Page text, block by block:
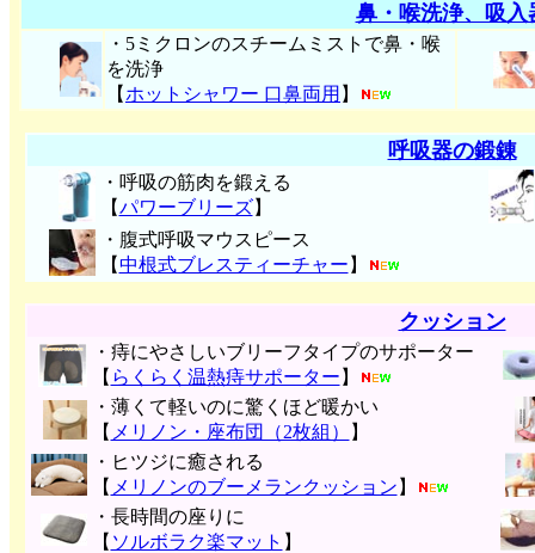
鼻・喉洗浄、吸入
・5ミクロンのスチームミストで鼻・喉
を洗浄
【 ホットシャワー 口鼻両用 】
呼吸器の鍛錬
・呼吸の筋肉を鍛える
【パワーブリーズ】
・腹式呼吸マウスピース
【中根式ブレスティーチャー 】
クッション
・痔にやさしいブリーフタイプのサポーター
【 らくらく温熱痔サポーター 】
・薄くて軽いのに驚くほど暖かい
【 メリノン・座布団（2枚組）
】
・ヒツジに癒される
【 メリノンのブーメランクッション 】
・長時間の座りに
【 ソルボラク楽マット 】